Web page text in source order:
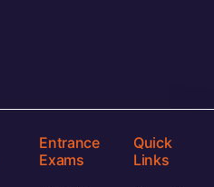
Entrance
Exams
Quick
Links